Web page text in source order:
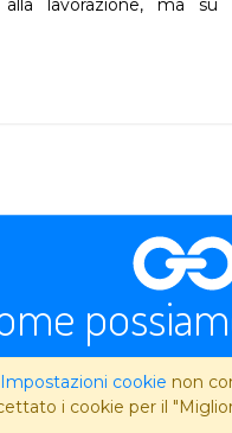
alla lavorazione, ma su
Impostazioni cookie non
i cookie per il